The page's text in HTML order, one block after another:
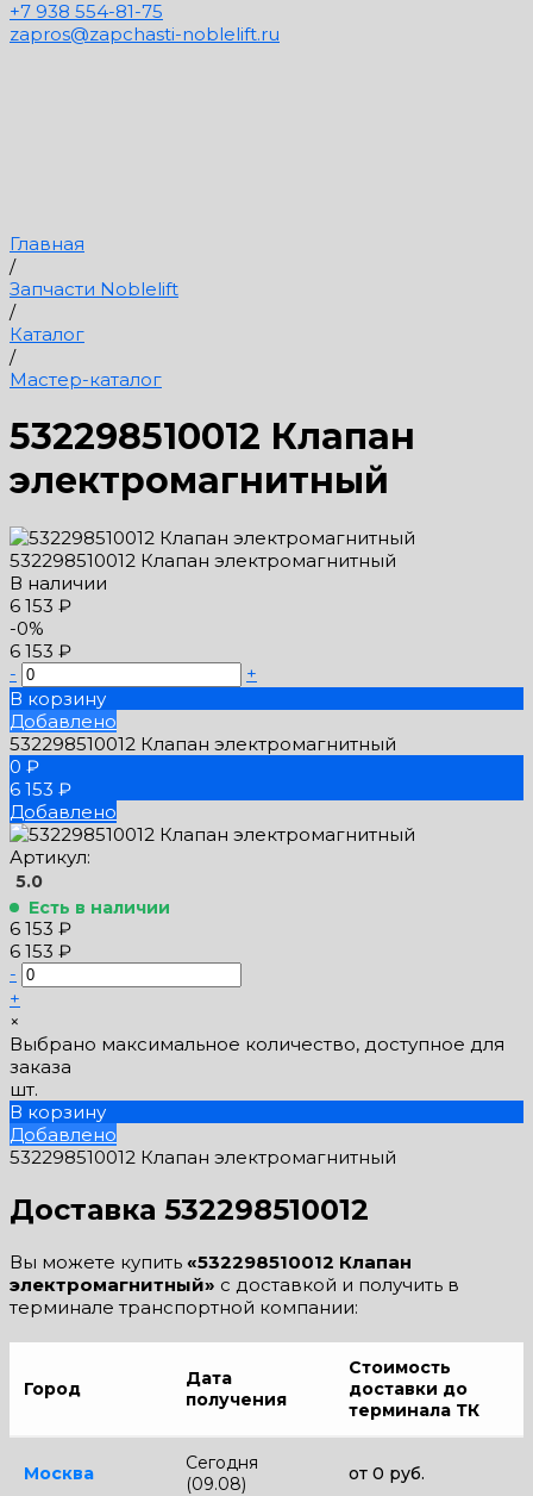
+7 938 554-81-75
zapros@zapchasti-noblelift.ru
Главная
/
Запчасти Noblelift
/
Каталог
/
Мастер-каталог
532298510012 Клапан
электромагнитный
532298510012 Клапан электромагнитный
В наличии
6 153 ₽
-0%
6 153 ₽
-
+
В корзину
Добавлено
532298510012 Клапан электромагнитный
0 ₽
6 153 ₽
Добавлено
Артикул:
5.0
Есть в наличии
6 153 ₽
6 153 ₽
-
+
×
Выбрано максимальное количество, доступное для
заказа
шт.
В корзину
Добавлено
532298510012 Клапан электромагнитный
Доставка 532298510012
Вы можете купить «532298510012 Клапан
электромагнитный» с доставкой и получить в
терминале транспортной компании:
Город
Дата
получения
Стоимость
доставки до
терминала ТК
Москва
Сегодня
(09.08)
от 0 руб.